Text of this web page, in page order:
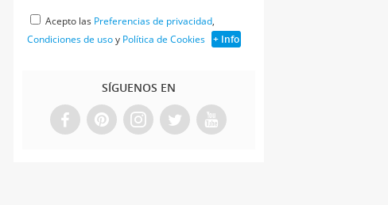
Acepto las Preferencias de privacidad,
Condiciones de usoy Política de Cookies + Info
SÍGUENOS EN